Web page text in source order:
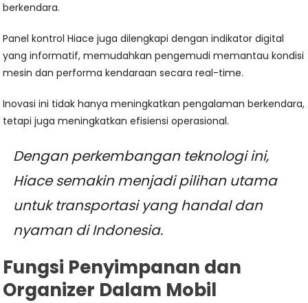
berkendara.
Panel kontrol Hiace juga dilengkapi dengan indikator digital
yang informatif, memudahkan pengemudi memantau kondisi
mesin dan performa kendaraan secara real-time.
Inovasi ini tidak hanya meningkatkan pengalaman berkendara,
tetapi juga meningkatkan efisiensi operasional.
Dengan perkembangan teknologi ini,
Hiace semakin menjadi pilihan utama
untuk transportasi yang handal dan
nyaman di Indonesia.
Fungsi Penyimpanan dan
Organizer Dalam Mobil